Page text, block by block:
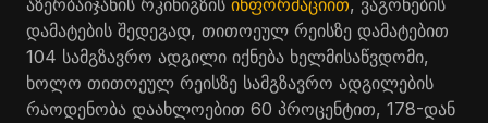
აზერბაიჯანის რკინიგზის ინფორმაციით, ვაგონების
დამატების შედეგად, თითოეულ რეისზე დამატებით
104 სამგზავრო ადგილი იქნება ხელმისაწვდომი,
ხოლო თითოეულ რეისზე სამგზავრო ადგილების
რაოდენობა დაახლოებით 60 პროცენტით, 178-დან